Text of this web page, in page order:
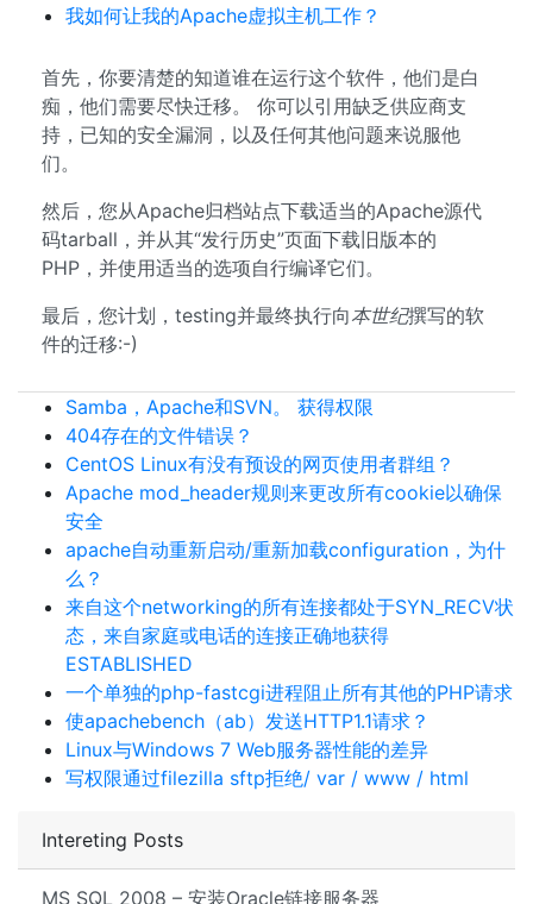
Intereting Posts
MS SQL 2008 – 安装Oracle链接服务器
我如何让我的Apache虚拟主机工作？
首先，你要清楚的知道谁在运行这个软件，他们是白
痴，他们需要尽快迁移。 你可以引用缺乏供应商支
持，已知的安全漏洞，以及任何其他问题来说服他
们。
然后，您从Apache归档站点下载适当的Apache源代
码tarball，并从其“发行历史”页面下载旧版本的
PHP，并使用适当的选项自行编译它们。
最后，您计划，testing并最终执行向本世纪撰写的软
件的迁移:-)
Samba，Apache和SVN。 获得权限
404存在的文件错误？
CentOS Linux有没有预设的网页使用者群组？
Apache mod_header规则来更改所有cookie以确保
安全
apache自动重新启动/重新加载configuration，为什
么？
来自这个networking的所有连接都处于SYN_RECV状
态，来自家庭或电话的连接正确地获得
ESTABLISHED
一个单独的php-fastcgi进程阻止所有其他的PHP请求
使apachebench（ab）发送HTTP1.1请求？
Linux与Windows 7 Web服务器性能的差异
写权限通过filezilla sftp拒绝/ var / www / html